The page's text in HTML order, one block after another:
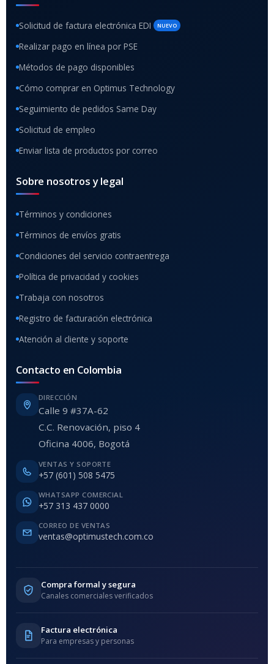
Solicitud de factura electrónica EDI NUEVO
Realizar pago en línea por PSE
Métodos de pago disponibles
Cómo comprar en Optimus Technology
Seguimiento de pedidos Same Day
Solicitud de empleo
Enviar lista de productos por correo
Sobre nosotros y legal
Términos y condiciones
Términos de envíos gratis
Condiciones del servicio contraentrega
Política de privacidad y cookies
Trabaja con nosotros
Registro de facturación electrónica
Atención al cliente y soporte
Contacto en Colombia
DIRECCIÓN
Calle 9 #37A-62
C.C. Renovación, piso 4
Oficina 4006, Bogotá
VENTAS Y SOPORTE
+57 (601) 508 5475
WHATSAPP COMERCIAL
+57 313 437 0000
CORREO DE VENTAS
ventas@optimustech.com.co
Compra formal y segura
Canales comerciales verificados
Factura electrónica
Para empresas y personas